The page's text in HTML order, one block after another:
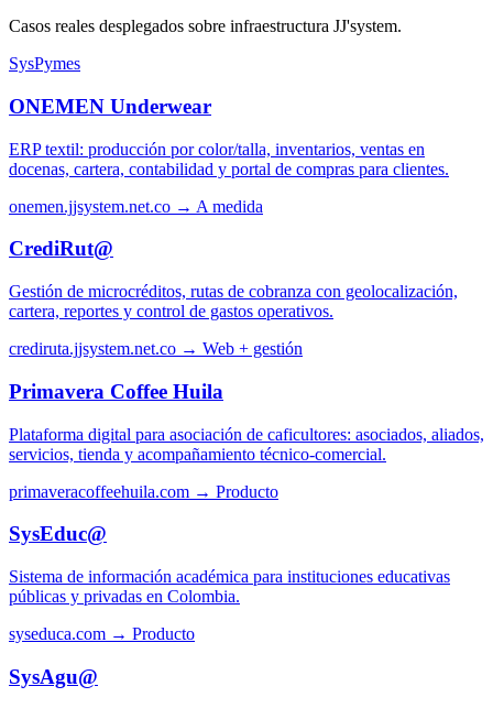
Casos reales desplegados sobre infraestructura JJ'system.
SysPymes
ONEMEN Underwear
ERP textil: producción por color/talla, inventarios, ventas en
docenas, cartera, contabilidad y portal de compras para clientes.
onemen.jjsystem.net.co → A medida
CrediRut@
Gestión de microcréditos, rutas de cobranza con geolocalización,
cartera, reportes y control de gastos operativos.
crediruta.jjsystem.net.co → Web + gestión
Primavera Coffee Huila
Plataforma digital para asociación de caficultores: asociados, aliados,
servicios, tienda y acompañamiento técnico-comercial.
primaveracoffeehuila.com → Producto
SysEduc@
Sistema de información académica para instituciones educativas
públicas y privadas en Colombia.
syseduca.com → Producto
SysAgu@